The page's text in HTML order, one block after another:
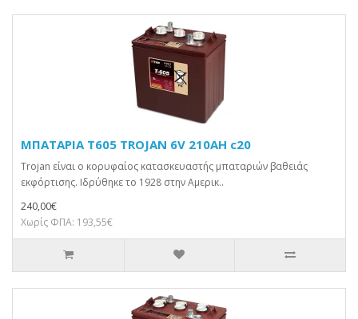
ΜΠΑΤΑΡΙΑ T605 TROJAN 6V 210AH c20
Trojan είναι ο κορυφαίος κατασκευαστής μπαταριών βαθειάς
εκφόρτισης. Ιδρύθηκε το 1928 στην Αμερικ..
240,00€
Χωρίς ΦΠΑ: 193,55€